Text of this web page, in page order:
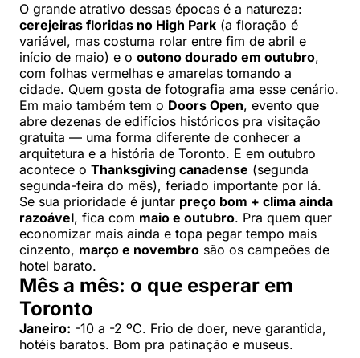
O grande atrativo dessas épocas é a natureza:
cerejeiras floridas no High Park (a floração é
variável, mas costuma rolar entre fim de abril e
início de maio) e o outono dourado em outubro,
com folhas vermelhas e amarelas tomando a
cidade. Quem gosta de fotografia ama esse cenário.
Em maio também tem o Doors Open, evento que
abre dezenas de edifícios históricos pra visitação
gratuita — uma forma diferente de conhecer a
arquitetura e a história de Toronto. E em outubro
acontece o Thanksgiving canadense (segunda
segunda-feira do mês), feriado importante por lá.
Se sua prioridade é juntar preço bom + clima ainda
razoável, fica com maio e outubro. Pra quem quer
economizar mais ainda e topa pegar tempo mais
cinzento, março e novembro são os campeões de
hotel barato.
Mês a mês: o que esperar em
Toronto
Janeiro: -10 a -2 ºC. Frio de doer, neve garantida,
hotéis baratos. Bom pra patinação e museus.